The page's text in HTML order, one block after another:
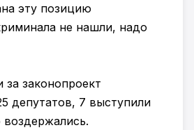
эту позицию
не нашли, надо
законопроект
депутатов, 7 выступили
воздержались.